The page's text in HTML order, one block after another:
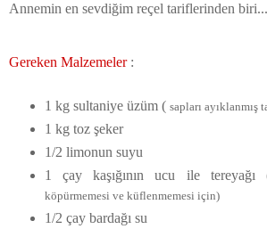
Annemin en sevdiğim reçel tariflerinden biri...
Gereken Malzemeler:
1 kg sultaniye üzüm ( sapları ayıklanmış
1 kg toz şeker
1/2 limonun suyu
1 çay kaşığının ucu ile
köpürmemesi ve küflenmemesi için)
1/2 çay bardağı su